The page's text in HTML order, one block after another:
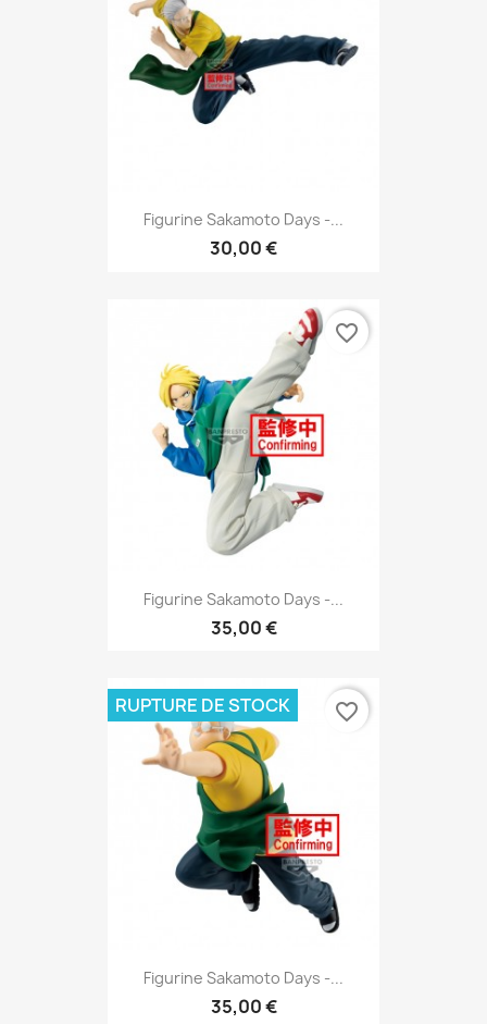
Figurine Sakamoto Days -...
30,00 €
Figurine Sakamoto Days -...
35,00 €
favorite_border
Figurine Sakamoto Days -...
35,00 €
RUPTURE DE STOCK favorite_border